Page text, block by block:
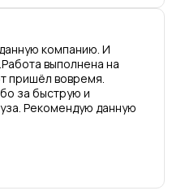
компанию. И
выполнена на
пришёл вовремя.
за быструю и
Рекомендую данную